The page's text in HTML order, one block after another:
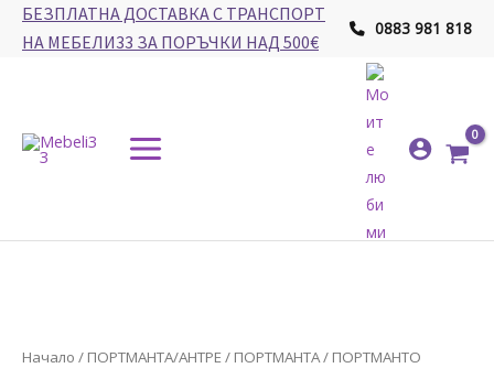
SkipБЕЗПЛАТНА ДОСТАВКА С ТРАНСПОРТ
НА МЕБЕЛИ33 ЗА ПОРЪЧКИ НАД 500€
0883 981 818
Начало / ПОРТМАНТА/АНТРЕ / ПОРТМАНТА/ ПОРТМАНТО
количество